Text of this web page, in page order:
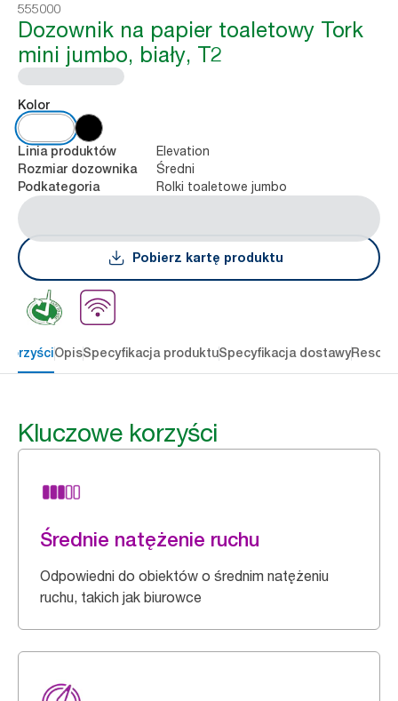
555000
Dozownik na papier toaletowy Tork
mini jumbo, biały, T2
Kolor
Linia produktów Elevation
Rozmiar dozownika Średni
Podkategoria Rolki toaletowe jumbo
Pobierz kartę produktu
korzyściOpisSpecyfikacja produktuSpecyfikacja dostawy
Kluczowe korzyści
Średnie natężenie ruchu
Odpowiedni do obiektów o średnim natężeniu
ruchu, takich jak biurowce